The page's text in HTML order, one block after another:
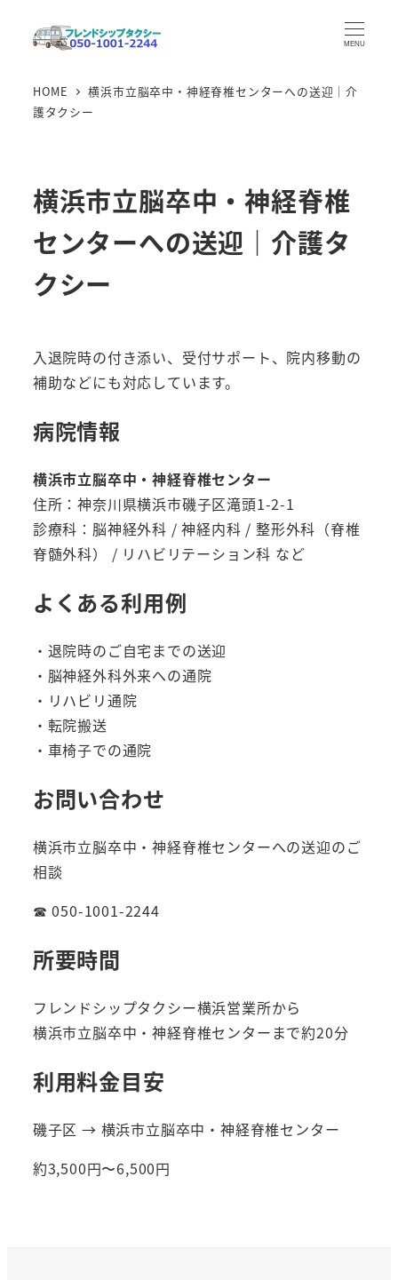
MENU
HOME
横浜市立脳卒中・神経脊椎センターへの送迎｜介
護タクシー
横浜市立脳卒中・神経脊椎
センターへの送迎｜介護タ
クシー
入退院時の付き添い、受付サポート、院内移動の
補助などにも対応しています。
病院情報
横浜市立脳卒中・神経脊椎センター
住所：神奈川県横浜市磯子区滝頭1-2-1
診療科：脳神経外科 / 神経内科 / 整形外科（脊椎
脊髄外科） / リハビリテーション科 など
よくある利用例
・退院時のご自宅までの送迎
・脳神経外科外来への通院
・リハビリ通院
・転院搬送
・車椅子での通院
お問い合わせ
横浜市立脳卒中・神経脊椎センターへの送迎のご
相談
☎ 050-1001-2244
所要時間
フレンドシップタクシー横浜営業所から
横浜市立脳卒中・神経脊椎センターまで約20分
利用料金目安
磯子区 → 横浜市立脳卒中・神経脊椎センター
約3,500円〜6,500円